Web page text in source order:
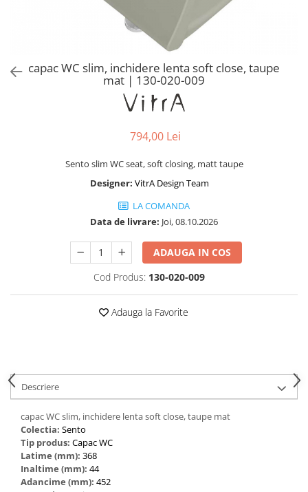
Baterii lavoar montare pe tavan
Robinete de trecere
Robinete masina de spalat
capac WC slim, inchidere lenta soft close, taupe
mat | 130-020-009
794,00 Lei
Sento slim WC seat, soft closing, matt taupe
Designer: VitrA Design Team
LA COMANDA
Data de livrare: Joi, 08.10.2026
ADAUGA IN COS
Cod Produs: 130-020-009
Adauga la Favorite
Descriere
capac WC slim, inchidere lenta soft close, taupe mat
Colectia: Sento
Tip produs: Capac WC
Latime (mm): 368
Inaltime (mm): 44
Adancime (mm): 452